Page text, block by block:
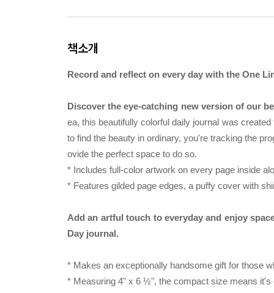
책소개
Record and reflect on every day with the One
Discover the eye-catching new version of our
ea, this beautifully colorful daily journal was
to find the beauty in ordinary, you're tracking the
ovide the perfect space to do so.
* Includes full-color artwork on every page inside
* Features gilded page edges, a puffy cover with
Add an artful touch to everyday and enjoy
Day journal.
* Makes an exceptionally handsome gift for those
* Measuring 4" x 6 ½", the compact size means